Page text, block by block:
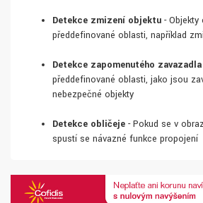
Detekce zmizení objektu -
předdefinované oblasti, například
Detekce zapomenutého zavazadla
předdefinované oblasti, jako jsou
nebezpečné objekty
Detekce obličeje - Pokud se v
spustí se návazné funkce propojení